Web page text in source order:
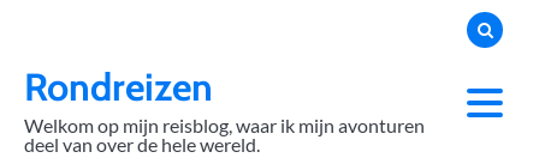
contentRondreizen
Welkom op mijn reisblog, waar ik mijn avonturen
deel van over de hele wereld.